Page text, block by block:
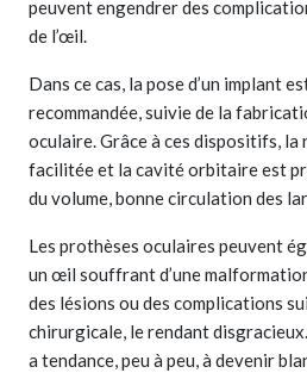
peuvent engendrer des
de l’œil.
Dans ce cas, la pose d’un implant
recommandée, suivie de la
oculaire. Grâce à ces dispositifs,
facilitée et la cavité orbitaire est
du volume, bonne circulation des
Les prothèses oculaires peuvent
un œil souffrant d’une
des lésions ou des complications
chirurgicale, le rendant
a tendance, peu à peu, à devenir